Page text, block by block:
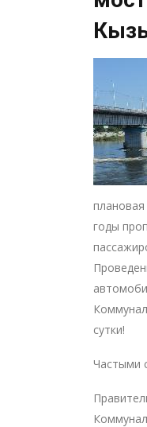
годы
сутки!
Частыми